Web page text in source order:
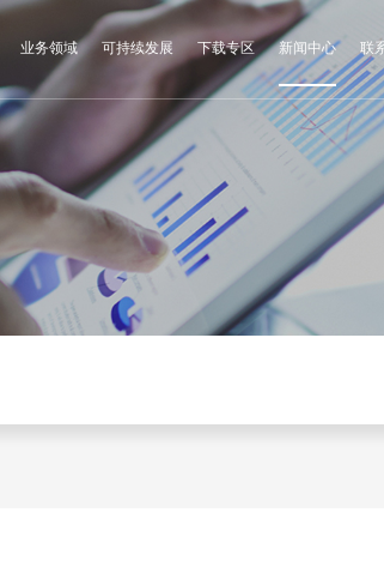
业务领域 可持续发展 下载专区 新闻中心 联